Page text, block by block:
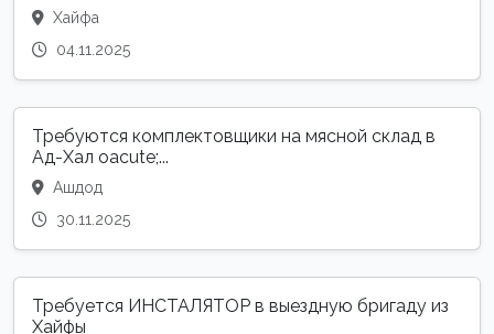
Хайфа
04.11.2025
Требуются комплектовщики на мясной склад в
Ад-Хал oacute;...
Ашдод
30.11.2025
Требуется ИНСТАЛЯТОР в выездную бригаду из
Хайфы